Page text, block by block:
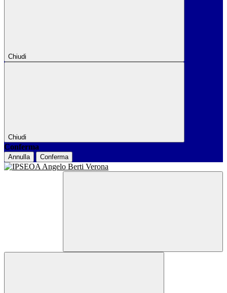
Chiudi
Chiudi
Conferma
Annulla Conferma